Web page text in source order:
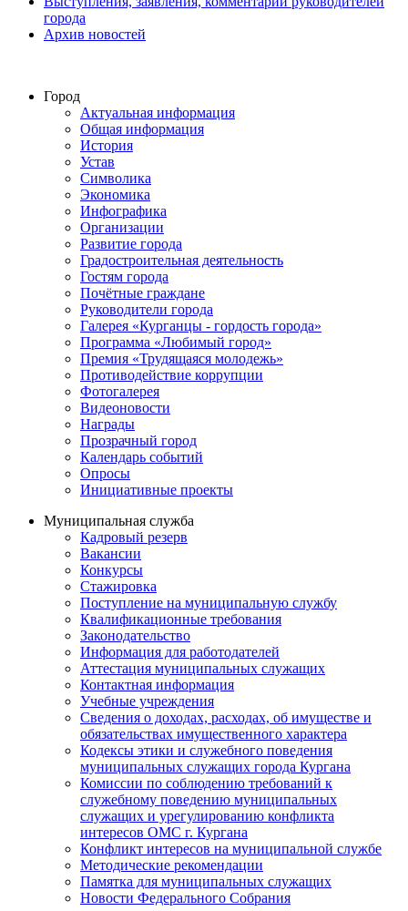
города
Архив новостей
Город
Актуальная информация
Общая информация
История
Устав
Символика
Экономика
Инфографика
Организации
Развитие города
Градостроительная деятельность
Гостям города
Почётные граждане
Руководители города
Галерея «Курганцы - гордость города»
Программа «Любимый город»
Премия «Трудящаяся молодежь»
Противодействие коррупции
Фотогалерея
Видеоновости
Награды
Прозрачный город
Календарь событий
Опросы
Инициативные проекты
Муниципальная служба
Кадровый резерв
Вакансии
Конкурсы
Стажировка
Поступление на муниципальную службу
Квалификационные требования
Законодательство
Информация для работодателей
Аттестация муниципальных служащих
Контактная информация
Учебные учреждения
Сведения о доходах, расходах, об имуществе и
обязательствах имущественного характера
Кодексы этики и служебного поведения
муниципальных служащих города Кургана
Комиссии по соблюдению требований к
служебному поведению муниципальных
служащих и урегулированию конфликта
интересов ОМС г. Кургана
Конфликт интересов на муниципальной службе
Методические рекомендации
Памятка для муниципальных служащих
Новости Федерального Cобрания